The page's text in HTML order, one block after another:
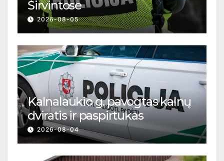
Širvintose
2026-08-05
Kalnalaukio g. pavogtas kalnų
dviratis ir paspirtukas
2026-08-04